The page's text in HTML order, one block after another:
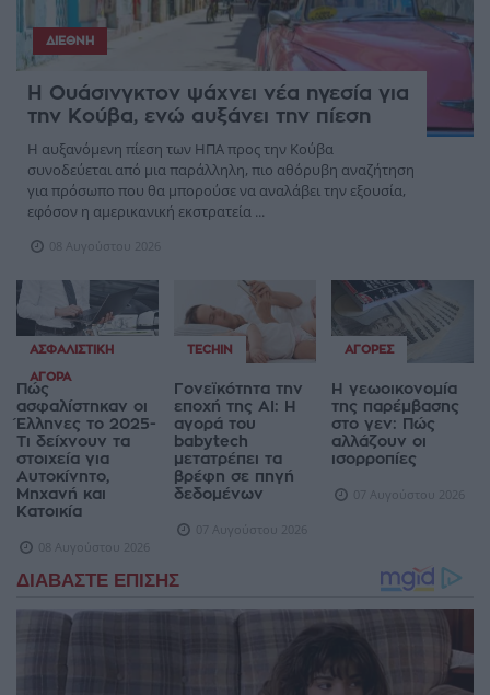
ΔΙΕΘΝΉ
Η Ουάσινγκτον ψάχνει νέα ηγεσία για
την Κούβα, ενώ αυξάνει την πίεση
Η αυξανόμενη πίεση των ΗΠΑ προς την Κούβα
συνοδεύεται από μια παράλληλη, πιο αθόρυβη αναζήτηση
για πρόσωπο που θα μπορούσε να αναλάβει την εξουσία,
εφόσον η αμερικανική εκστρατεία ...
08 Αυγούστου 2026
ΑΣΦΑΛΙΣΤΙΚΉ
ΑΓΟΡΆ
Πώς
ασφαλίστηκαν οι
Έλληνες το 2025-
Τι δείχνουν τα
στοιχεία για
Αυτοκίνητο,
Μηχανή και
Κατοικία
08 Αυγούστου 2026
TECHIN
Γονεϊκότητα την
εποχή της AI: Η
αγορά του
babytech
μετατρέπει τα
βρέφη σε πηγή
δεδομένων
07 Αυγούστου 2026
ΑΓΟΡΈΣ
Η γεωοικονομία
της παρέμβασης
στο γεν: Πώς
αλλάζουν οι
ισορροπίες
07 Αυγούστου 2026